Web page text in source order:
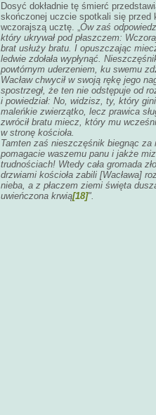
Dosyć dokładnie tę śmierć
skończonej uczcie spotkali się przed
wczorajszą ucztę. „Ów zaś
który ukrywał pod płaszczem:
brat usłuży bratu. I opuszczając
ledwie zdołała wypłynąć.
powtórnym uderzeniem, ku swemu
Wacław chwycił w swoją rękę jego
spostrzegł, że ten nie odstępuje od
i powiedział: No, widzisz, ty, który
maleńkie zwierzątko, lecz prawica
zwrócił bratu miecz, który mu
w stronę kościoła.
Tamten zaś nieszczęśnik biegnąc za
pomagacie waszemu panu i jakże
trudnościach! Wtedy cała gromada
drzwiami kościoła zabili [Wacława]
nieba, a z płaczem ziemi święta
uwieńczona krwią[18]".